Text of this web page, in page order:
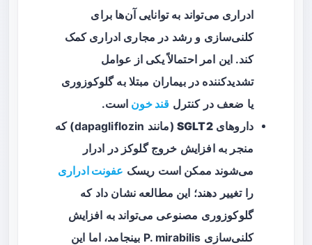
ادراری می‌تواند به توانایی آن‌ها برای
کلنی‌سازی و رشد در مجاری ادراری کمک
کند. این امر احتمالاً یکی از عوامل
تشدید‌کننده در بیماران مبتلا به گلوکوزوری
یا ضعف در کنترل قند خون است.
داروهایSGLT2
(مانند dapagliflozin) که
منجر به افزایش خروج گلوکز در ادرار
می‌شوند ممکن است ریسک عفونت ادراری
را تغییر دهند؛ این مطالعه نشان داد که
گلوکوزوری مصنوعی می‌تواند به افزایش
کلنی‌سازی P. mirabilis بینجامد، اما این